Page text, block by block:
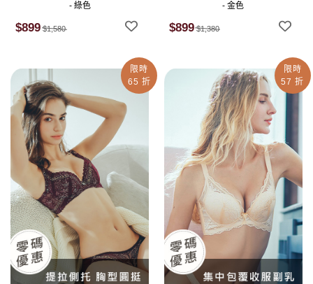
- 綠色
$899 $1,580
- 金色
$899 $1,380
限時
65 折
限時
57 折